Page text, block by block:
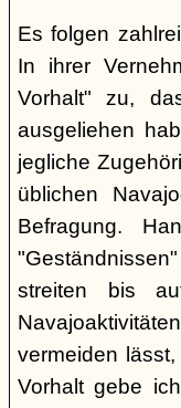
Es folgen
In ihrer
Vorhalt" zu,
ausgeliehen
jegliche
üblichen
Befragung.
streiten bis
vermeiden
Vorhalt gebe